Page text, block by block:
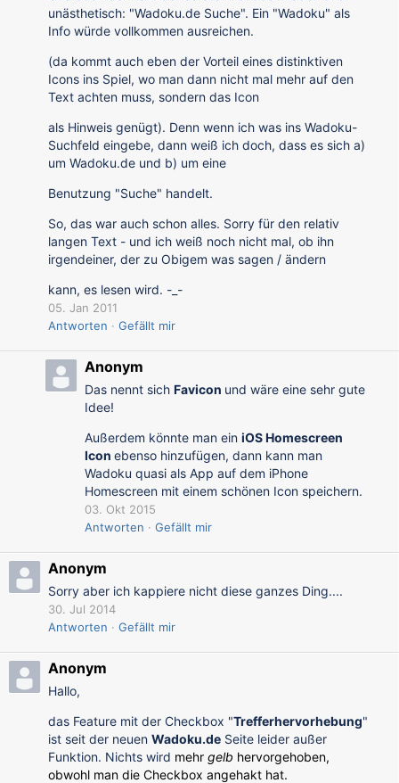
unästhetisch: "Wadoku.de Suche". Ein "Wadoku" als
Info würde vollkommen ausreichen.
(da kommt auch eben der Vorteil eines distinktiven
Icons ins Spiel, wo man dann nicht mal mehr auf den
Text achten muss, sondern das Icon
als Hinweis genügt). Denn wenn ich was ins Wadoku-
Suchfeld eingebe, dann weiß ich doch, dass es sich a)
um Wadoku.de und b) um eine
Benutzung "Suche" handelt.
So, das war auch schon alles. Sorry für den relativ
langen Text - und ich weiß noch nicht mal, ob ihn
irgendeiner, der zu Obigem was sagen / ändern
kann, es lesen wird. -_-
05. Jan 2011
Antworten
Gefällt mir
Anonym
Das nennt sich Favicon und wäre eine sehr gute
Idee!
Außerdem könnte man ein iOS Homescreen
Icon ebenso hinzufügen, dann kann man
Wadoku quasi als App auf dem iPhone
Homescreen mit einem schönen Icon speichern.
03. Okt 2015
Antworten
Gefällt mir
Anonym
Sorry aber ich kappiere nicht diese ganzes Ding....
30. Jul 2014
Antworten
Gefällt mir
Anonym
Hallo,
das Feature mit der Checkbox "Trefferhervorhebung"
ist seit der neuen Wadoku.deSeite leider außer
Funktion. Nichts wird mehr gelb hervorgehoben,
obwohl man die Checkbox angehakt hat.